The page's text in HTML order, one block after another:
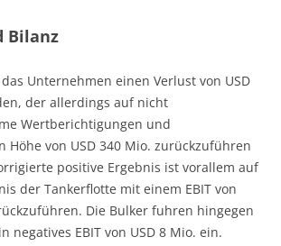
Bilanz
Unternehmen einen Verlust von USD
der allerdings auf nicht
Wertberichtigungen und
Höhe von USD 340 Mio. zurückzuführen
positive Ergebnis ist vorallem auf
der Tankerflotte mit einem EBIT von
Die Bulker fuhren hingegen
negatives EBIT von USD 8 Mio. ein.